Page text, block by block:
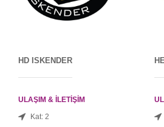
HD ISKENDER
ULAŞIM & İLETİŞİM
Kat: 2